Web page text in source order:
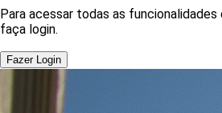
Para acessar todas as
faça login.
Fazer Login